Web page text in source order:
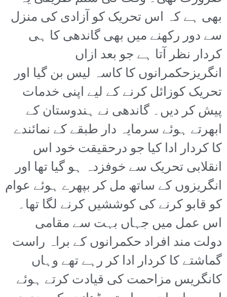
بھی ہے کہ اس تحریک کو آزادی کی منزل
سے دور رکھنے میں بھی گاندھی کا ہی
کردار نظر آتا ہے جو بعد ازاں
انگریزحکمرانوں کا کاسہ لیس بن گیا اور
تحریک کوزائل کرنے کے لیے اپنی خدمات
پیش کر دیں۔ گاندھی نے ہندوستان کے
ابھرتے ہوئے سرمایہ دار طبقے کے نمائندے
کا کردار ادا کیا جو درحقیقت خود اس
انقلابی تحریک سے خوفزدہ ہو گیا تھا اور
انگریزوں کے ساتھ مل کر بپھرے ہوئے عوام
کو قابو کرنے کی کوششیں کرنے لگا تھا۔
اس عمل میں جہاں بہت سے مقامی
دولت مند افراد حکمرانوں کے براہ راست
گماشتے کا کردار ادا کر رہے تھے وہاں
کانگریس مزاحمت کی قیادت کرتے ہوئے